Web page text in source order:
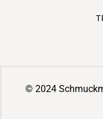
© 2024